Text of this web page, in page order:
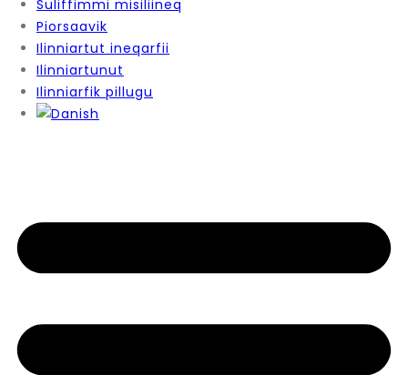
Suliffimmi misiliineq
Piorsaavik
Ilinniartut ineqarfii
Ilinniartunut
Ilinniarfik pillugu